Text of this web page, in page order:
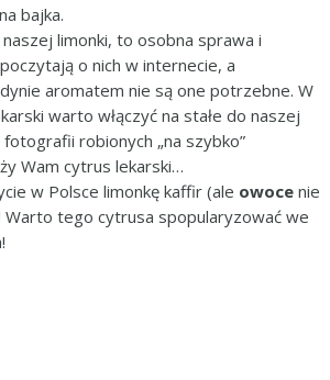
bajka.
limonki, to osobna sprawa i
o nich w internecie, a
aromatem nie są one potrzebne. W
warto włączyć na stałe do naszej
fotografii robionych „na szybko”
Wam cytrus lekarski…
w Polsce limonkę kaffir (ale owoce nie
Warto tego cytrusa spopularyzować we